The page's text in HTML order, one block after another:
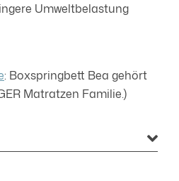
Umweltbelastung
: Boxspringbett Bea gehört
Matratzen Familie.)